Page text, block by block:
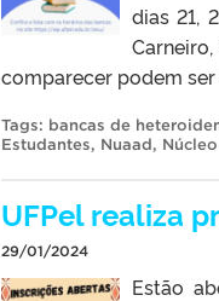
dias 21,
comparecer podem ser
Tags: bancas de
Estudantes, Nuaad,
UFPel realiza
29/01/2024
Estão